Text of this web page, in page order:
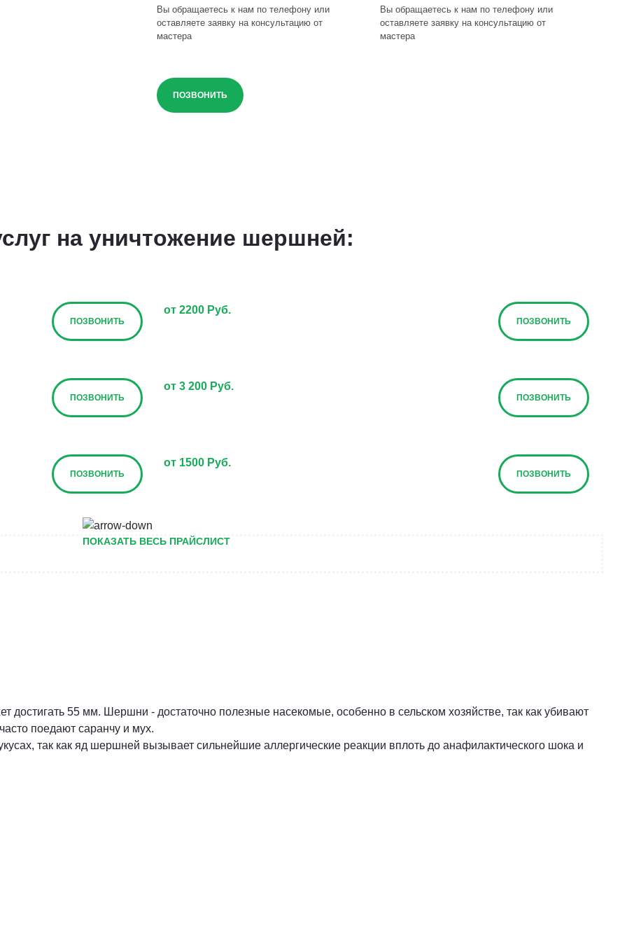
Вы обращаетесь к нам по телефону или
оставляете заявку на консультацию от
мастера
Вы обращаетесь к нам по телефону или
оставляете заявку на консультацию от
мастера
ПОЗВОНИТЬ
на уничтожение шершней:
ПОЗВОНИТЬ
от 2200 Руб.
ПОЗВОНИТЬ
ПОЗВОНИТЬ
от 3 200 Руб.
ПОЗВОНИТЬ
ПОЗВОНИТЬ
от 1500 Руб.
ПОЗВОНИТЬ
от 5000 руб.
ПОКАЗАТЬ ВЕСЬ ПРАЙСЛИСТ
55 мм. Шершни - достаточно полезные насекомые, особенно в сельском хозяйстве, так как убивают
поедают саранчу и мух.
так как яд шершней вызывает сильнейшие аллергические реакции вплоть до анафилактического шока и